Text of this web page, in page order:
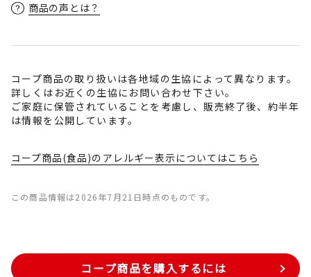
商品の声とは？
コープ商品の取り扱いは各地域の生協によって異なります。
詳しくはお近くの生協にお問い合わせ下さい。
ご家庭に保管されていることを考慮し、販売終了後、約半年
は情報を公開しています。
コープ商品(食品)のアレルギー表示についてはこちら
この商品情報は2026年7月21日時点のものです。
コープ商品を購入するには